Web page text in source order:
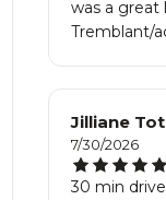
was a great
Tremblant/
Jilliane
7/30/2026
30 min